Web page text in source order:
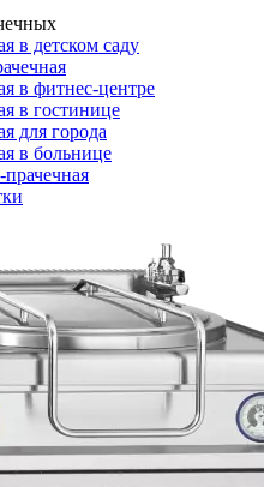
в детском саду
в фитнес-центре
в гостинице
для города
в больнице